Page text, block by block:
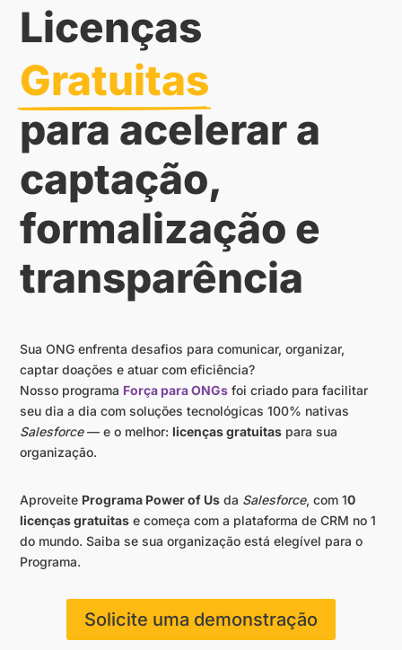
Licenças
Gratuitas
para acelerar a
captação,
formalização e
transparência
Sua ONG enfrenta desafios para comunicar, organizar,
captar doações e atuar com eficiência?
Nosso programa Força para ONGs foi criado para facilitar
seu dia a dia com soluções tecnológicas 100% nativas
Salesforce— e o melhor:licenças gratuitas para sua
organização.
Aproveite Programa Power of Us da Salesforce, com 10
licenças gratuitas e começa com a plataforma de CRM no 1
do mundo. Saiba se sua organização está elegível para o
Programa.
Solicite uma demonstração